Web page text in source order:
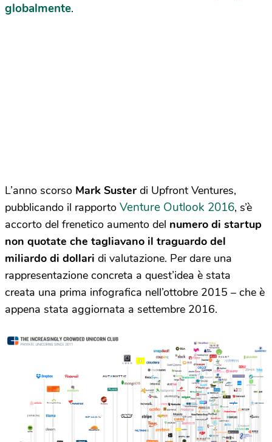
globalmente.
L’anno scorso Mark Suster di Upfront Ventures,
pubblicando il rapporto Venture Outlook 2016, s’è
accorto del frenetico aumento del numero di startup
non quotate che tagliavano il traguardo del
miliardo di dollari di valutazione. Per dare una
rappresentazione concreta a quest’idea è stata
creata una prima infografica nell’ottobre 2015 – che è
appena stata aggiornata a settembre 2016.